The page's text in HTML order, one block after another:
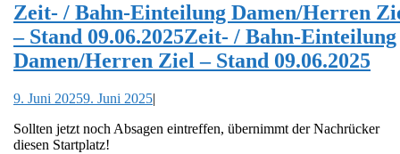
Zeit- / Bahn-Einteilung Damen/Herren
– Stand 09.06.2025Zeit- / Bahn-Einteilung
Damen/Herren Ziel – Stand 09.06.2025
9. Juni 20259. Juni 2025|
Sollten jetzt noch Absagen eintreffen, übernimmt der Nachrücker
diesen Startplatz!